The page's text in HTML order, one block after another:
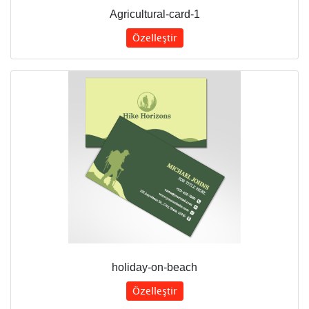
Agricultural-card-1
Özelleştir
holiday-on-beach
Özelleştir